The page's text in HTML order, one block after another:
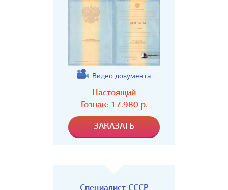
Видео документа
Настоящий
Гознак: 17.980р.
Специалист СССР